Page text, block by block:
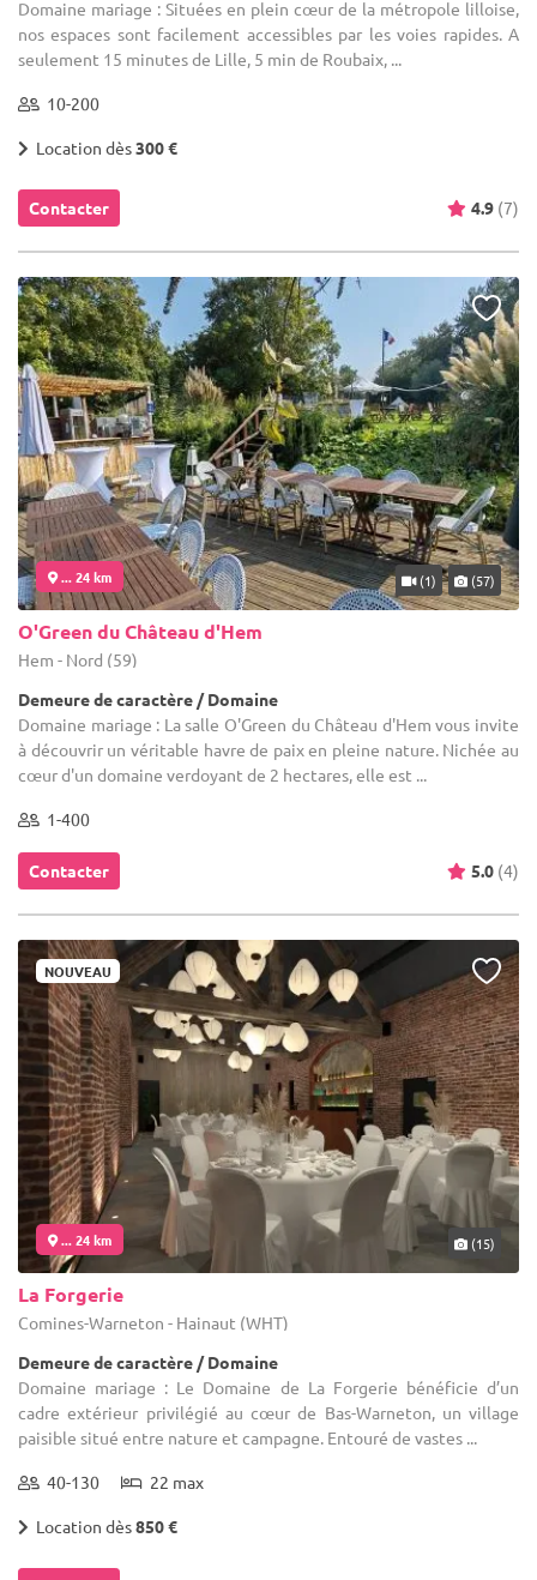
Domaine mariage : Situées en plein cœur de la métropole lilloise,
nos espaces sont facilement accessibles par les voies rapides. A
seulement 15 minutes de Lille, 5 min de Roubaix, ...
10-200
Location dès300 €
Contacter 4.9 (7)
... 24 km (1) (57)
O'Green du Château d'Hem
Hem - Nord (59)
Demeure de caractère / Domaine
Domaine mariage : La salle O'Green du Château d'Hem vous invite
à découvrir un véritable havre de paix en pleine nature. Nichée au
cœur d'un domaine verdoyant de 2 hectares, elle est ...
1-400
Contacter 5.0 (4)
NOUVEAU
... 24 km (15)
La Forgerie
Comines-Warneton - Hainaut (WHT)
Demeure de caractère / Domaine
Domaine mariage : Le Domaine de La Forgerie bénéficie d’un
cadre extérieur privilégié au cœur de Bas-Warneton, un village
paisible situé entre nature et campagne. Entouré de vastes ...
40-130 22 max
Location dès850 €